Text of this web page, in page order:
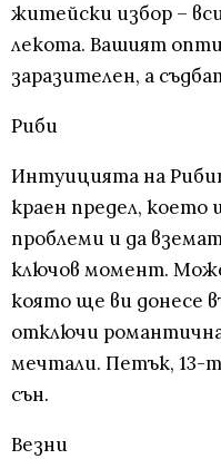
житейски избор –
лекота. Вашият
заразителен, а
Риби
Интуицията на
краен предел, което
проблеми и да
ключов момент.
която ще ви донесе
отключи
мечтали. Петък, 13-
сън.
Везни